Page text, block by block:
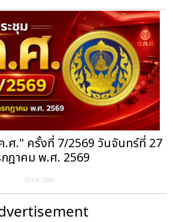
.ศ." ครั้งที่ 7/2569 วันจันทร์ที่ 27
ฎาคม พ.ศ. 2569
27 ก.ค. 2569